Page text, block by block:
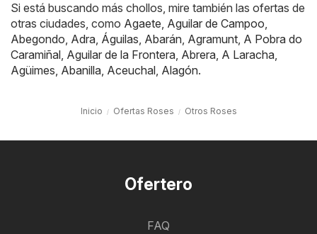
Si está buscando más chollos, mire también las ofertas de
otras ciudades, como Agaete, Aguilar de Campoo,
Abegondo, Adra, Águilas, Abarán, Agramunt, A Pobra do
Caramiñal, Aguilar de la Frontera, Abrera, A Laracha,
Agüimes, Abanilla, Aceuchal, Alagón.
Inicio Ofertas Roses Otros Roses
Ofertero
FAQ